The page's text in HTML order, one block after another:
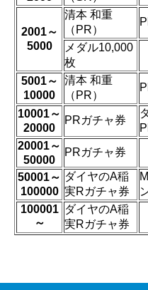
2001～
5000
清本 和重
（PR）
メダル10,000
枚
5001～
10000
清本 和重
（PR）
10001～
20000
PRガチャ券
20001～
50000
PRガチャ券
50001～
100000
ダイヤのA稲
実Rガチャ券
100001
～
ダイヤのA稲
実Rガチャ券